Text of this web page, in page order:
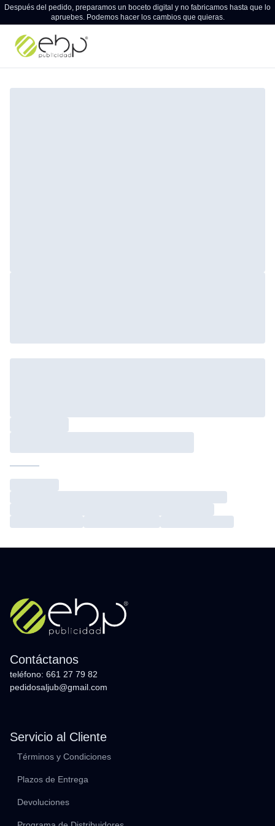
Después del pedido, preparamos un boceto digital y no fabricamos hasta que lo
apruebes. Podemos hacer los cambios que quieras.
Contáctanos
teléfono: 661 27 79 82
pedidosaljub@gmail.com
Servicio al Cliente
Términos y Condiciones
Plazos de Entrega
Devoluciones